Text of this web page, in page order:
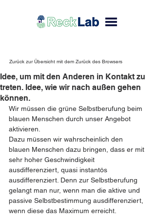
Zurück zur Übersicht mit dem Zurück des Browsers
Idee, um mit den Anderen in Kontakt zu
treten. Idee, wie wir nach außen gehen
können.
Wir müssen die grüne Selbstberufung beim
blauen Menschen durch unser Angebot
aktivieren.
Dazu müssen wir wahrscheinlich den
blauen Menschen dazu bringen, dass er mit
sehr hoher Geschwindigkeit
ausdifferenziert, quasi instantös
ausdifferenziert. Denn zur Selbstberufung
gelangt man nur, wenn man die aktive und
passive Selbstbestimmung ausdifferenziert,
wenn diese das Maximum erreicht.